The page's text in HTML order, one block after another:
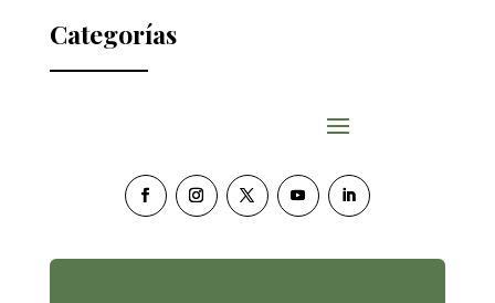
Categorías